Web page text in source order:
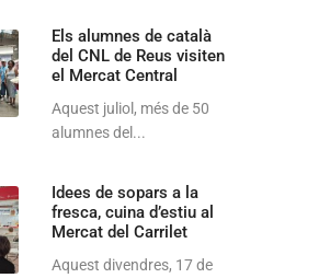
Els alumnes de català
del CNL de Reus visiten
el Mercat Central
Aquest juliol, més de 50
alumnes del...
Idees de sopars a la
fresca, cuina d’estiu al
Mercat del Carrilet
Aquest divendres, 17 de